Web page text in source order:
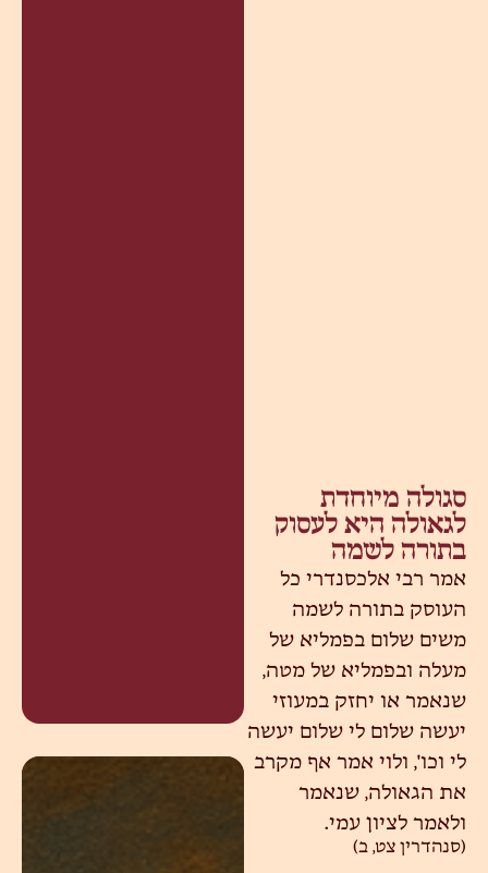
סגולה מיוחדת
לגאולה היא לעסוק
בתורה לשמה
אמר רבי אלכסנדרי כל
העוסק בתורה לשמה
משים שלום בפמליא של
מעלה ובפמליא של מטה,
שנאמר או יחזק במעוזי
יעשה שלום לי שלום יעשה
לי וכו', ולוי אמר אף מקרב
את הגאולה, שנאמר
ולאמר לציון עמי.
(סנהדרין צט, ב)